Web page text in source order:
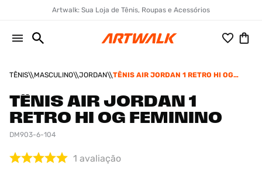
Artwalk: Sua Loja de Tênis, Roupas e Acessórios
TÊNIS MASCULINO JORDAN
TÊNIS AIR JORDAN 1 RETRO HI OG
TÊNIS AIR JORDAN 1
RETRO HI OG FEMININO
DM903-6-104
1 avaliação